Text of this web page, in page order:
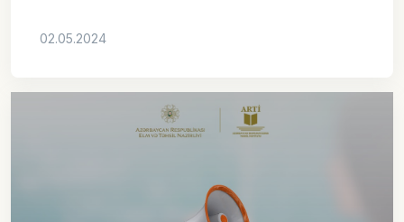
02.05.2024